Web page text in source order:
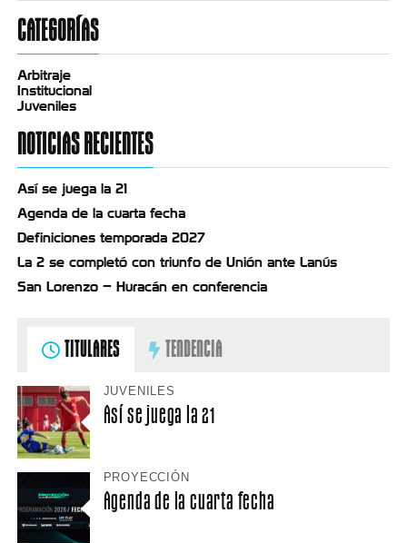
CATEGORÍAS
Arbitraje
Institucional
Juveniles
NOTICIAS RECIENTES
Así se juega la 21
Agenda de la cuarta fecha
Definiciones temporada 2027
La 2 se completó con triunfo de Unión ante Lanús
San Lorenzo – Huracán en conferencia
TITULARES TENDENCIA
JUVENILES
Así se juega la 21
PROYECCIÓN
Agenda de la cuarta fecha